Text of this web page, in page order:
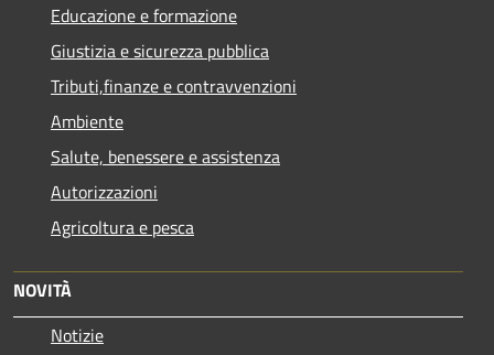
Educazione e formazione
Giustizia e sicurezza pubblica
Tributi,finanze e contravvenzioni
Ambiente
Salute, benessere e assistenza
Autorizzazioni
Agricoltura e pesca
NOVITÀ
Notizie